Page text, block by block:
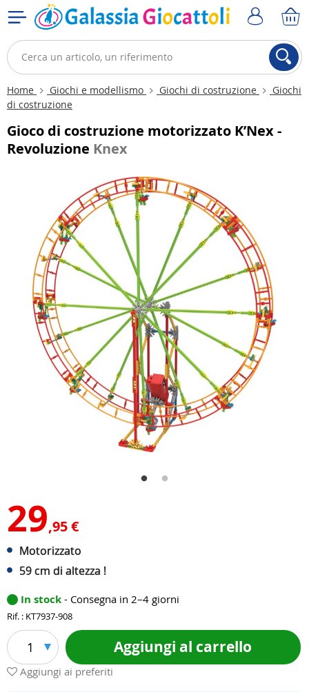
Home Giochi e modellismo Giochi di costruzione
Giochi
di costruzione
Gioco di costruzione motorizzato K’Nex -
Revoluzione Knex
29,95 €
Motorizzato
59 cm di altezza !
In stock - Consegna in 2–4 giorni
Rif. : KT7937-908
1 Aggiungi al carrello
Aggiungi ai preferiti